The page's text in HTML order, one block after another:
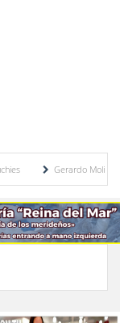
Gerardo Molina: “El